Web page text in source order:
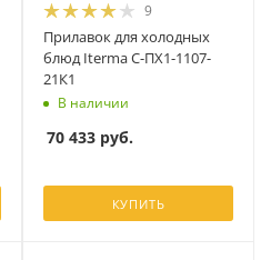
9
Прилавок для холодных
блюд Iterma С-ПХ1-1107-
21К1
В наличии
70 433 руб.
КУПИТЬ